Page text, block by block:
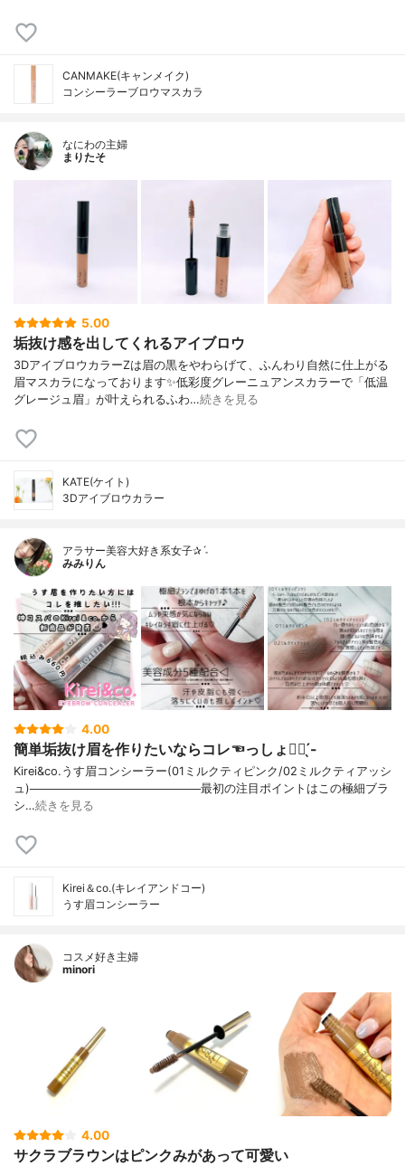
CANMAKE(キャンメイク)
コンシーラーブロウマスカラ
なにわの主婦
まりたそ
5.00
垢抜け感を出してくれるアイブロウ
3DアイブロウカラーZは眉の黒をやわらげて、ふんわり自然に仕上がる
眉マスカラになっております✨低彩度グレーニュアンスカラーで「低温
グレージュ眉」が叶えられるふわ…続きを見る
KATE(ケイト)
3Dアイブロウカラー
アラサー美容大好き系女子✰ˊ˗
みみりん
4.00
簡単垢抜け眉を作りたいならコレ☜っしょ👍🏻 ̖́-
Kirei&co.うす眉コンシーラー(01ミルクティピンク/02ミルクティアッシ
ュ)─────────────────────最初の注目ポイントはこの極細ブラ
シ…続きを見る
Kirei＆co.(キレイアンドコー)
うす眉コンシーラー
コスメ好き主婦
minori
4.00
サクラブラウンはピンクみがあって可愛い